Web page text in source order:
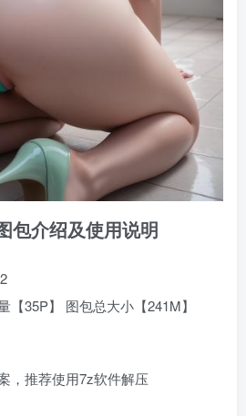
包介绍及使用说明
【35P】 图包总大小【241M】
，推荐使用7z软件解压